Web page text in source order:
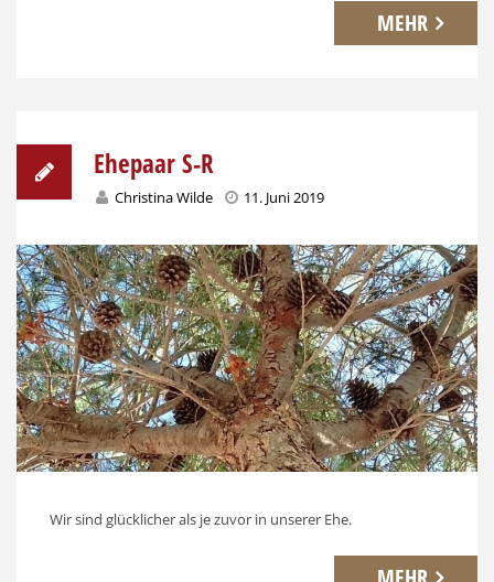
MEHR
Ehepaar S-R
Christina Wilde 11. Juni 2019
Wir sind glücklicher als je zuvor in unserer Ehe.